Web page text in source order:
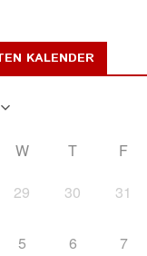
KALENDER
W T F
29 30 31
5 6 7